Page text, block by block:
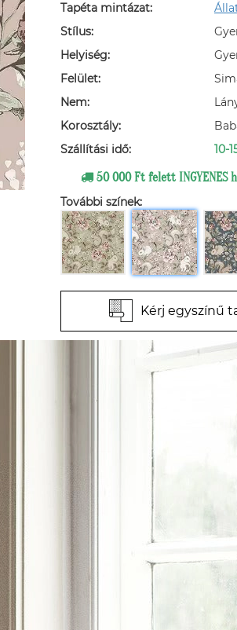
Tapéta mintázat:
Stílus:
Helyiség:
Felület:
Nem:
Korosztály:
Szállítási idő:
10-
50 000 Ft felett INGYENES
További színek:
Kérj egyszínű